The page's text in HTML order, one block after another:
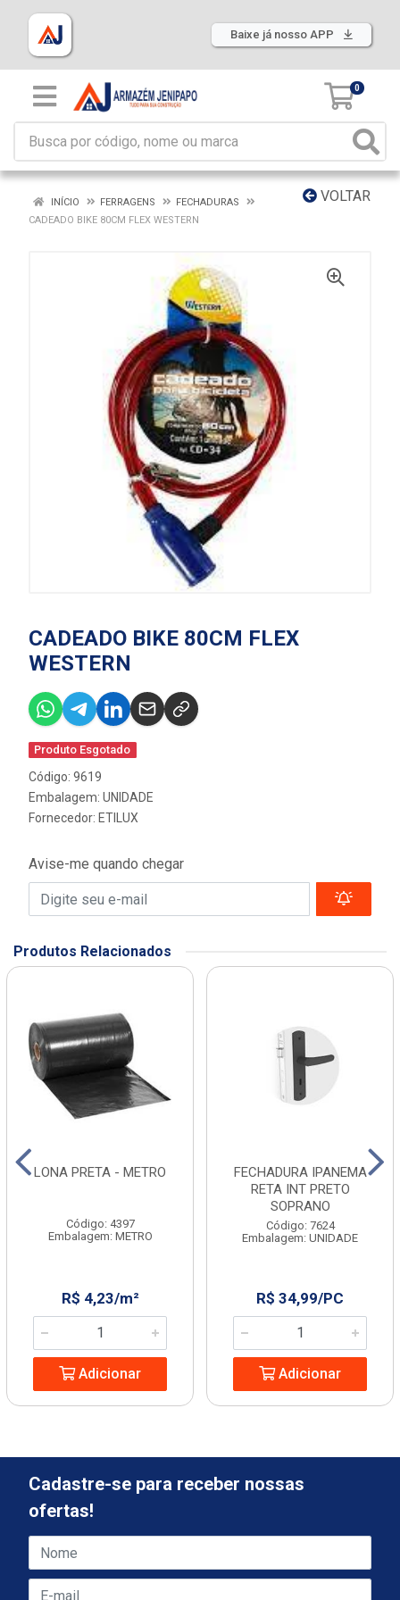
Baixe já nosso APP
0
VOLTAR
INÍCIO FERRAGENS
FECHADURAS
CADEADO BIKE 80CM FLEX WESTERN
CADEADO BIKE 80CM FLEX
WESTERN
Produto Esgotado
Código: 9619
Embalagem: UNIDADE
Fornecedor: ETILUX
Avise-me quando chegar
Produtos Relacionados
LONA PRETA - METRO
Código: 4397
Embalagem: METRO
R$ 4,23/m²
Adicionar
FECHADURA IPANEMA
RETA INT PRETO
SOPRANO
Código: 7624
Embalagem: UNIDADE
R$ 34,99/PC
Adicionar
Cadastre-se para receber nossas
ofertas!